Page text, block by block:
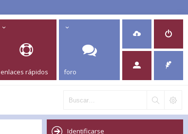
enlaces rápidos foro
Identificarse